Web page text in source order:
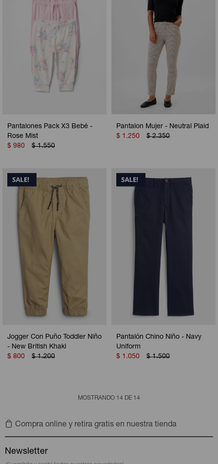
Pantalones Pack X3 Bebé -
Rose Mist
$ 980 $ 1.550
Pantalon Mujer - Neutral Plaid
$ 1.250 $ 2.350
Jogger Con Puño Toddler Niño
- New British Khaki
$ 800 $ 1.200
Pantalón Chino Niño - Navy
Uniform
$ 1.050 $ 1.500
MOSTRANDO 14 DE 14
Compra online y retira gratis en nuestra tienda
Newsletter